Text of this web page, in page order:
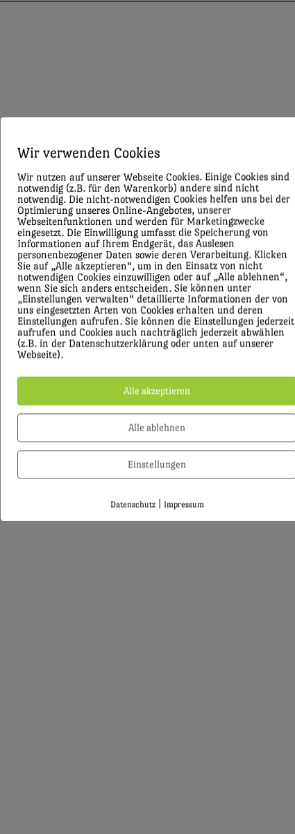
Wir verwenden Cookies
Wir nutzen auf unserer Webseite Cookies. Einige Cookies sind
notwendig (z.B. für den Warenkorb) andere sind nicht
notwendig. Die nicht-notwendigen Cookies helfen uns bei der
Optimierung unseres Online-Angebotes, unserer
Webseitenfunktionen und werden für Marketingzwecke
eingesetzt. Die Einwilligung umfasst die Speicherung von
Informationen auf Ihrem Endgerät, das Auslesen
personenbezogener Daten sowie deren Verarbeitung. Klicken
Sie auf „Alle akzeptieren“, um in den Einsatz von nicht
notwendigen Cookies einzuwilligen oder auf „Alle ablehnen“,
wenn Sie sich anders entscheiden. Sie können unter
„Einstellungen verwalten“ detaillierte Informationen der von
uns eingesetzten Arten von Cookies erhalten und deren
Einstellungen aufrufen. Sie können die Einstellungen jederzeit
aufrufen und Cookies auch nachträglich jederzeit abwählen
(z.B. in der Datenschutzerklärung oder unten auf unserer
Webseite).
Alle akzeptieren
Alle ablehnen
Einstellungen
Datenschutz| Impressum